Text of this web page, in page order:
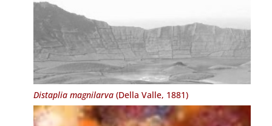
Distaplia magnilarva(Della Valle, 1881)